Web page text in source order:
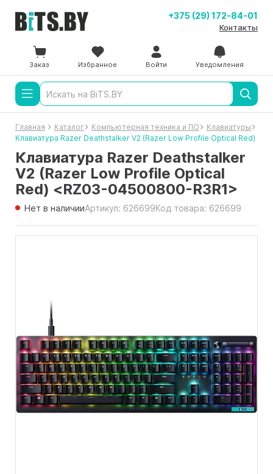
+375 (29) 172-84-01
Контакты
Заказ Избранное Войти Уведомления
Главная Каталог Компьютерная техника и ПО
Клавиатуры
Клавиатура Razer Deathstalker V2 (Razer Low Profile Optical Red)
Клавиатура Razer Deathstalker
V2 (Razer Low Profile Optical
Red) <RZ03-04500800-R3R1>
Нет в наличииАртикул: 626699Код товара: 626699